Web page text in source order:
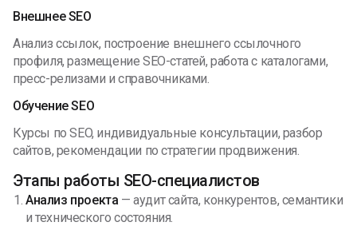
Внешнее SEO
Анализ ссылок, построение внешнего ссылочного
профиля, размещение SEO-статей, работа с каталогами,
пресс-релизами и справочниками.
Обучение SEO
Курсы по SEO, индивидуальные консультации, разбор
сайтов, рекомендации по стратегии продвижения.
Этапы работы SEO-специалистов
Анализ проекта — аудит сайта, конкурентов, семантики
и технического состояния.